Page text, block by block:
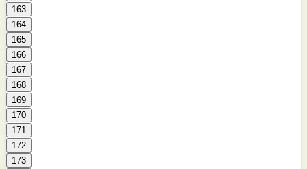
163
164
165
166
167
168
169
170
171
172
173